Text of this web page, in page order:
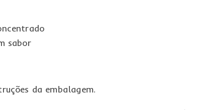
sabor
da embalagem.